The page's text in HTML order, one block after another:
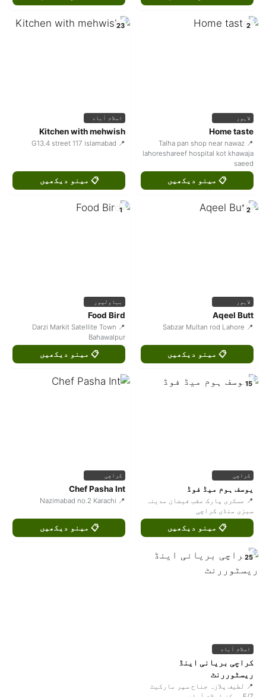
2
لاہور
Home taste
📍 Talha pan shop near nawaz
lahoreshareef hospital kot khawaja
saeed
📋 مینو دیکھیں
23
اسلام آباد
Kitchen with mehwish
📍 G13.4 street 117 islamabad
📋 مینو دیکھیں
2
لاہور
Aqeel Butt
📍 Sabzar Multan rod Lahore
📋 مینو دیکھیں
1
بہاولپور
Food Bird
📍 Darzi Markit Satellite Town
Bahawalpur
📋 مینو دیکھیں
15
کراچی
یوسف ہوم میڈ فوڈ
📍 عسکری پارک عقب فیضان مدینہ
سبزی منڈی کراچی
📋 مینو دیکھیں
کراچی
Chef Pasha Int
📍 Nazimabad no.2 Karachi
📋 مینو دیکھیں
25
اسلام آباد
کراچی بریانی اینڈ
ریسٹوررنٹ
📍 لطیف پلازہ جناح سپر مارکیٹ